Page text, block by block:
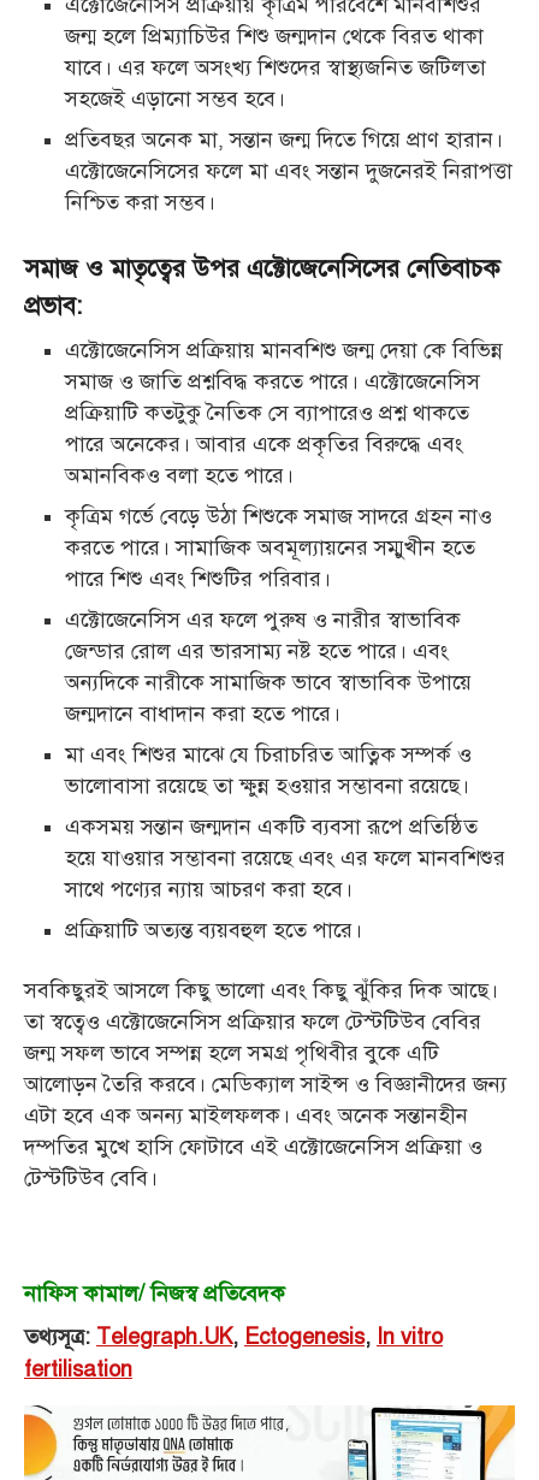
জন্ম হলে প্রিম্যাচিউর শিশু জন্মদান থেকেবিরত থাকা
যাবে। এর ফলে অসংখ্য শিশুদের স্বাস্থ্যজনিত জটিলতা
সহজেই এড়ানো সম্ভব হবে।
প্রতিবছর অনেক মা, সন্তান জন্ম দিতে গিয়ে প্রাণ হারান।
এক্টোজেনেসিসের ফলে মা এবং সন্তানদুজনেরই নিরাপত্তা
নিশ্চিত করা সম্ভব।
সমাজ ও মাতৃত্বের উপর এক্টোজেনেসিসের নেতিবাচক
প্রভাব:
এক্টোজেনেসিস প্রক্রিয়ায় মানবশিশু জন্ম দেয়া কে বিভিন্ন
সমাজ ও জাতি প্রশ্নবিদ্ধ করতে পারে।এক্টোজেনেসিস
প্রক্রিয়াটি কতটুকু নৈতিক সে ব্যাপারেও প্রশ্ন থাকতে
পারে অনেকের। আবার একেপ্রকৃতির বিরুদ্ধে এবং
অমানবিকও বলা হতে পারে।
কৃত্রিম গর্ভে বেড়ে উঠা শিশুকে সমাজ সাদরে গ্রহন নাও
করতে পারে। সামাজিক অবমূল্যায়নেরসম্মুখীন হতে
পারে শিশু এবং শিশুটির পরিবার।
এক্টোজেনেসিস এর ফলে পুরুষ ও নারীর স্বাভাবিক
জেন্ডার রোল এর ভারসাম্য নষ্ট হতে পারে। এবং
অন্যদিকে নারীকে সামাজিক ভাবে স্বাভাবিক উপায়ে
জন্মদানে বাধাদান করা হতে পারে।
মা এবং শিশুর মাঝে যে চিরাচরিত আত্নিক সম্পর্ক ও
ভালোবাসা রয়েছে তা ক্ষুন্ন হওয়ার সম্ভাবনা রয়েছে।
একসময় সন্তান জন্মদান একটি ব্যবসা রূপে প্রতিষ্ঠিত
হয়ে যাওয়ার সম্ভাবনা রয়েছে এবং এর ফলেমানবশিশুর
সাথে পণ্যের ন্যায় আচরণ করা হবে।
প্রক্রিয়াটি অত্যন্ত ব্যয়বহুল হতে পারে।
সবকিছুরই আসলে কিছু ভালো এবং কিছু ঝুঁকির দিক আছে।
তা স্বত্বেও এক্টোজেনেসিস প্রক্রিয়ার ফলে টেস্টটিউব বেবির
জন্ম সফল ভাবে সম্পন্ন হলে সমগ্র পৃথিবীর বুকে এটি
আলোড়ন তৈরি করবে। মেডিক্যাল সাইন্স ও বিজ্ঞানীদের জন্য
এটা হবে এক অনন্য মাইলফলক। এবংঅনেক সন্তানহীন
দম্পতির মুখে হাসি ফোটাবে এই এক্টোজেনেসিস প্রক্রিয়া ও
টেস্টটিউব বেবি।
নাফিস কামাল/ নিজস্ব প্রতিবেদক
তথ্যসূত্র: Telegraph.UK, Ectogenesis, In vitro
fertilisation